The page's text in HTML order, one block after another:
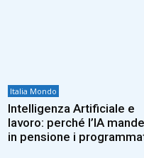
Italia Mondo
Intelligenza Artificiale e
lavoro: perché l’IA
in pensione i